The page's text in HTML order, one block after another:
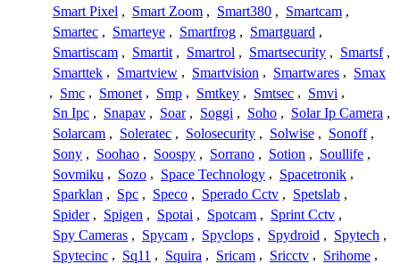
Smart Pixel , Smart Zoom , Smart380 , Smartcam ,
Smartec , Smarteye , Smartfrog , Smartguard ,
Smartiscam , Smartit , Smartrol , Smartsecurity , Smartsf ,
Smarttek , Smartview , Smartvision , Smartwares , Smax
, Smc , Smonet , Smp , Smtkey , Smtsec , Smvi ,
Sn Ipc , Snapav , Soar , Soggi , Soho , Solar Ip Camera ,
Solarcam , Soleratec , Solosecurity , Solwise , Sonoff ,
Sony , Soohao , Soospy , Sorrano , Sotion , Soullife ,
Sovmiku , Sozo , Space Technology , Spacetronik ,
Sparklan , Spc , Speco , Sperado Cctv , Spetslab ,
Spider , Spigen , Spotai , Spotcam , Sprint Cctv ,
Spy Cameras , Spycam , Spyclops , Spydroid , Spytech ,
Spytecinc , Sq11 , Squira , Sricam , Sricctv , Srihome ,